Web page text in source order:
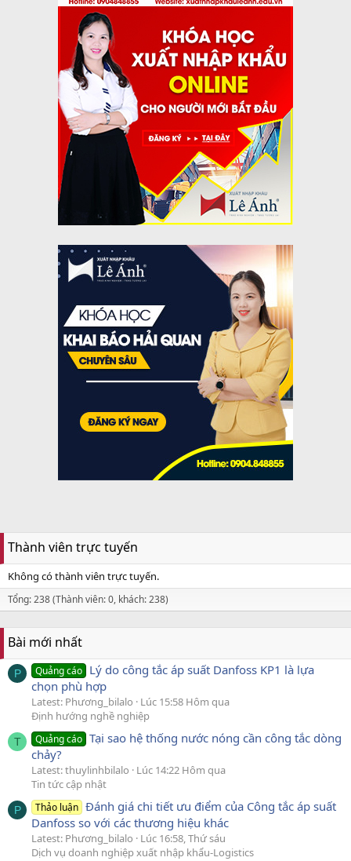
Thành viên trực tuyến
Không có thành viên trực tuyến.
Tổng: 238 (Thành viên: 0, khách: 238)
Bài mới nhất
P Quảng cáo Lý do công tắc áp suất Danfoss KP1 là lựa
chọn phù hợp
Latest: Phương_bilalo
Lúc 15:58 Hôm qua
Định hướng nghề nghiệp
T Quảng cáo Tại sao hệ thống nước nóng cần công tắc dòng
chảy?
Latest: thuylinhbilalo
Lúc 14:22 Hôm qua
Tin tức cập nhật
P Thảo luận Đánh giá chi tiết ưu điểm của Công tắc áp suất
Danfoss so với các thương hiệu khác
Latest: Phương_bilalo
Lúc 16:58, Thứ sáu
Dịch vụ doanh nghiệp xuất nhập khẩu-Logistics